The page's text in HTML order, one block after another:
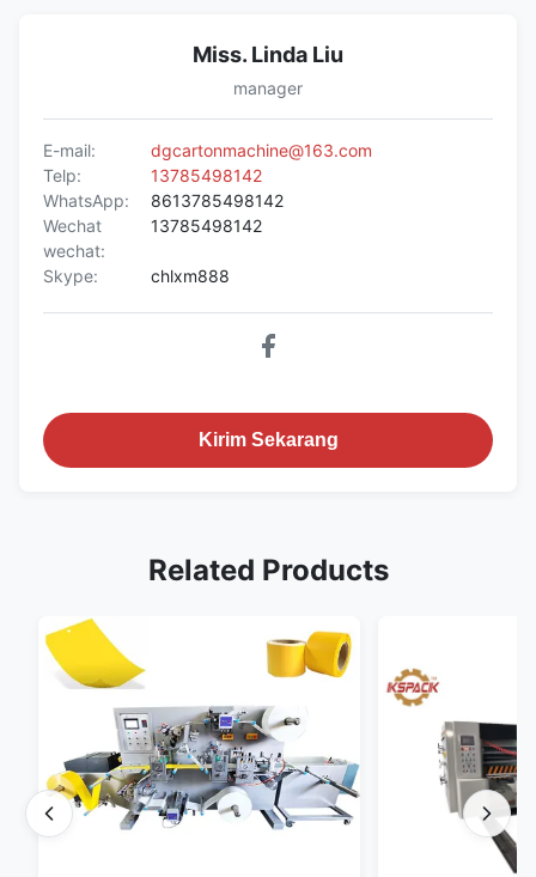
Miss. Linda Liu
manager
E-mail:
dgcartonmachine@163.com
Telp:
13785498142
WhatsApp:
8613785498142
Wechat
wechat:
13785498142
Skype: chlxm888
Kirim Sekarang
Related Products